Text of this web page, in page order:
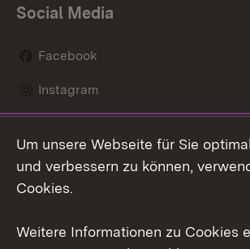
Social Media
Facebook
Instagram
Mastodon
Youtube
Um unsere Webseite für Sie
und verbessern zu können,
Cookies.
Weitere Informationen zu Cookies